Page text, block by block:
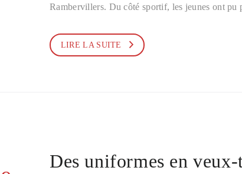
Rambervillers. Du côté sportif, les jeunes ont pu
LIRE LA SUITE
Des uniformes en